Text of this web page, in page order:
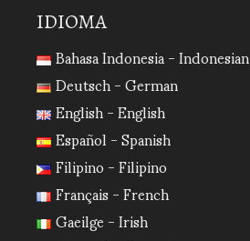
IDIOMA
Bahasa Indonesia - Indonesian
Deutsch - German
English - English
Español - Spanish
Filipino - Filipino
Français - French
Gaeilge - Irish